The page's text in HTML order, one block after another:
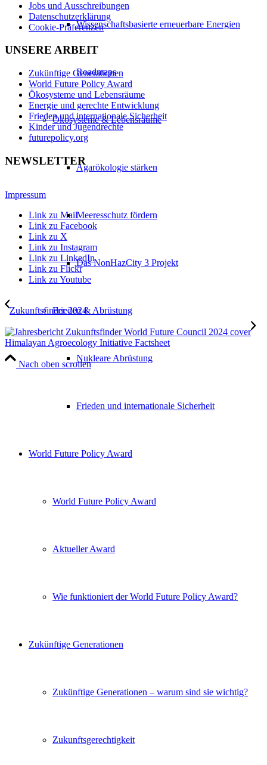
Wissenschaftsbasierte erneuerbare Energien
Roadmaps
Ökosysteme & Lebensräume
Agarökologie stärken
Meeresschutz fördern
Das NonHazCity 3 Projekt
Frieden & Abrüstung
Nukleare Abrüstung
Frieden und internationale Sicherheit
World Future Policy Award
World Future Policy Award
Aktueller Award
Wie funktioniert der World Future Policy Award?
Zukünftige Generationen
Zukünftige Generationen – warum sind sie wichtig?
Zukunftsgerechtigkeit
Jobs und Ausschreibungen
Datenschutzerklärung
Cookie-Präferenzen
UNSERE ARBEIT
Zukünftige Generationen
World Future Policy Award
Ökosysteme und Lebensräume
Energie und gerechte Entwicklung
Frieden und internationale Sicherheit
Kinder und Jugendrechte
futurepolicy.org
NEWSLETTER
Impressum
Link zu Mail
Link zu Facebook
Link zu X
Link zu Instagram
Link zu LinkedIn
Link zu Flickr
Link zu Youtube
Zukunftsfinder 2024
Himalayan Agroecology Initiative Factsheet
Nach oben scrollen